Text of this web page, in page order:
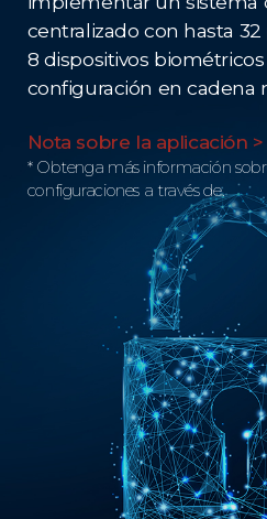
centralizado con hasta
8 dispositivos
configuración en cadena
Nota sobre la aplicación >
* Obtenga más información
configuraciones a través de.